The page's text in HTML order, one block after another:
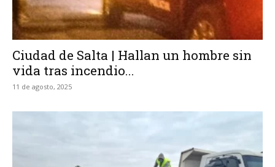
Ciudad de Salta | Hallan un hombre sin
vida tras incendio...
11 de agosto, 2025